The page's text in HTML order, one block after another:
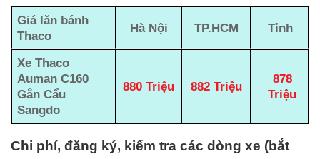
Giá lăn bánh
Thaco
Hà Nội TP.HCM Tỉnh
Xe Thaco
Auman C160
Gắn Cẩu
Sangdo
880 Triệu 882 Triệu
878
Triệu
Chi phí, đăng ký, kiểm tra các dòng xe (bắt